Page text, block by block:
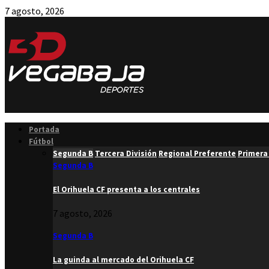
7 agosto, 2026
Portada
Fútbol
Segunda B Tercera División Regional Preferente
Segunda B
El Orihuela CF presenta a los centrales
7 agosto, 2026
Segunda B
La guinda al mercado del Orihuela CF